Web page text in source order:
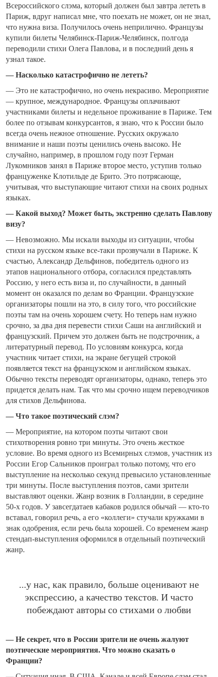
Всероссийского слэма, который должен был завтра лететь в
Париж, вдруг написал мне, что поехать не может, он не знал,
что нужна виза. Получилось очень неприлично. Французы
купили билеты Челябинск-Париж-Челябинск, полгода
переводили стихи Олега Павлова, и в последний день я
узнал такое.
— Насколько катастрофично не лететь?
— Это не катастрофично, но очень некрасиво. Мероприятие
— крупное, международное. Французы оплачивают
участниками билеты и недельное проживание в Париже. Тем
более по отзывам конкурсантов, я знаю, что к России было
всегда очень нежное отношение. Русских окружало
внимание и наши поэты ценились очень высоко. Не
случайно, например, в прошлом году поэт Герман
Лукомников занял в Париже второе место, уступив только
француженке Клотильде де Брито. Это потрясающе,
учитывая, что выступающие читают стихи на своих родных
языках.
— Какой выход? Может быть, экстренно сделать Павлову
визу?
— Невозможно. Мы искали выходы из ситуации, чтобы
стихи на русском языке все-таки прозвучали в Париже. К
счастью, Александр Дельфинов, победитель одного из
этапов национального отбора, согласился представлять
Россию, у него есть виза и, по случайности, в данный
момент он оказался по делам во Франции. Французские
организаторы пошли на это, в силу того, что российские
поэты там на очень хорошем счету. Но теперь нам нужно
срочно, за два дня перевести стихи Саши на английский и
французский. Причем это должен быть не подстрочник, а
литературный перевод. По условиям конкурса, когда
участник читает стихи, на экране бегущей строкой
появляется текст на французском и английском языках.
Обычно тексты переводят организаторы, однако, теперь это
придется делать нам. Так что мы срочно ищем переводчиков
для стихов Дельфинова.
— Что такое поэтический слэм?
— Мероприятие, на котором поэты читают свои
стихотворения ровно три минуты. Это очень жесткое
условие. Во время одного из Всемирных слэмов, участник из
России Егор Сальников проиграл только потому, что его
выступление на несколько секунд превысило установленные
три минуты. После выступления поэтов, сами зрители
выставляют оценки. Жанр возник в Голландии, в середине
50-х годов. У завсегдатаев кабаков родился обычай — кто-то
вставал, говорил речь, а его «коллеги» стучали кружками в
знак одобрения, если речь была хорошей. Со временем жанр
стендап-выступления оформился в отдельный поэтический
жанр.
...у нас, как правило, больше оценивают не
экспрессию, а качество текстов. И часто
побеждают авторы со стихами о любви
— Не секрет, что в России зрители не очень жалуют
поэтические мероприятия. Что можно сказать о
Франции?